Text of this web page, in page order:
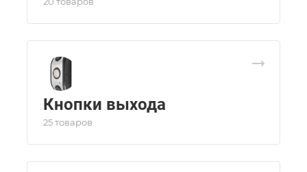
Кнопки выхода
25 товаров